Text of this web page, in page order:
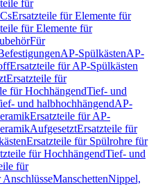
für
Ersatzteile für Elemente für
für Elemente für
Für
AP-SpülkästenAP-
Ersatzteile für AP-Spülkästen
Ersatzteile für
für HochhängendTief- und
und halbhochhängendAP-
Ersatzteile für AP-
AufgesetztErsatzteile für
Ersatzteile für Spülrohre für
für HochhängendTief- und
für
ManschettenNippel,